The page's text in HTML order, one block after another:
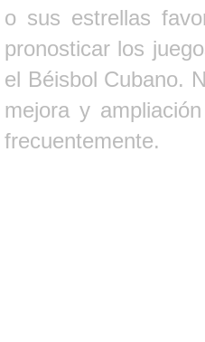
o sus estrellas
pronosticar los
el Béisbol Cubano.
mejora y
frecuentemente.